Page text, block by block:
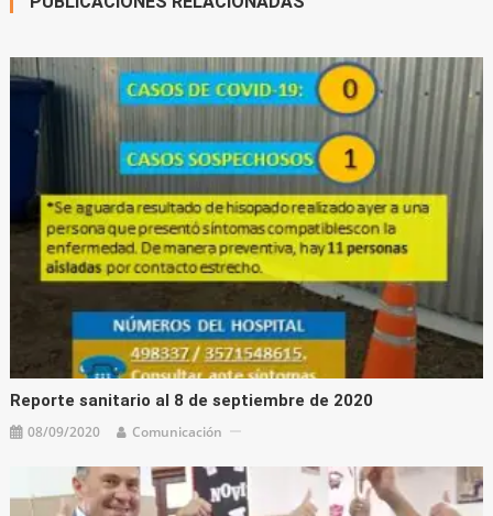
Reporte sanitario al 8 de septiembre de 2020
08/09/2020 Comunicación